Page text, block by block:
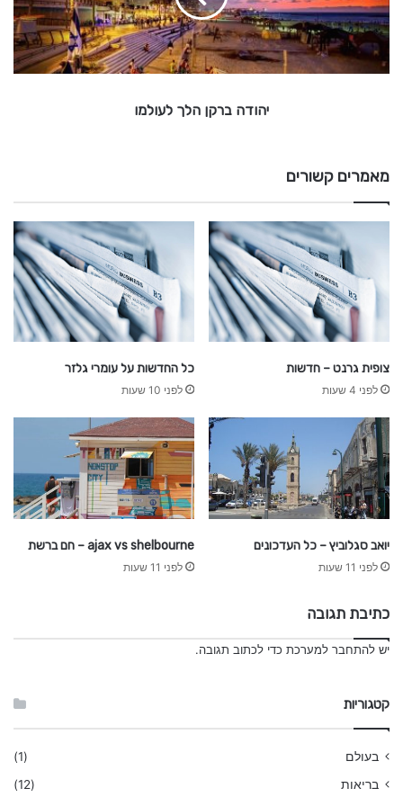
ב
ר
ן
ו
ל
מ
יהודה ברקן הלך לעולמו
מאמרים קשורים
צופית גרנט – חדשות
לפני 4 שעות
כל החדשות על עומרי גלזר
לפני 10 שעות
יואב סגלוביץ – כל העדכונים
לפני 11 שעות
ajax vs shelbourne – חם ברשת
לפני 11 שעות
כתיבת תגובה
יש להתחבר למערכת כדי לכתוב תגובה.
קטגוריות
בעולם
(1)
בריאות
(12)